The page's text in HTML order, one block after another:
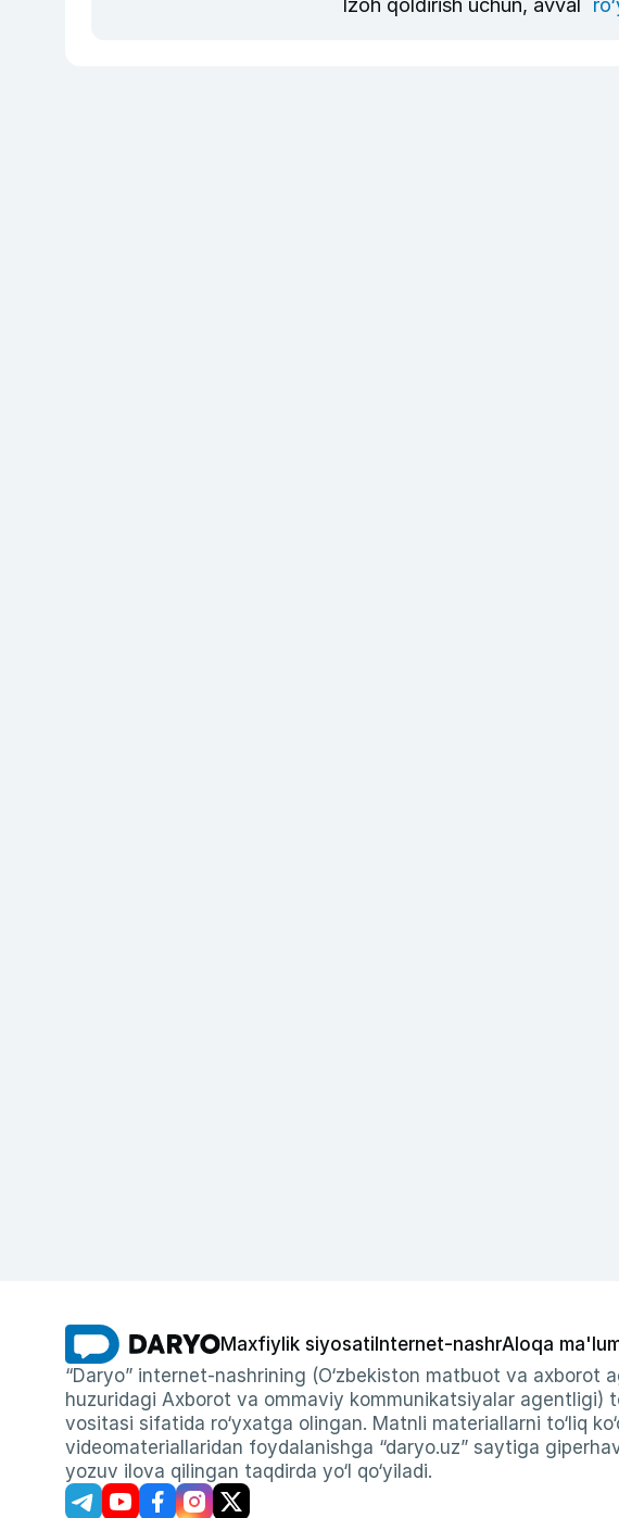
Maxfiylik siyosati Internet-nashrAloqa
“Daryo” internet-nashrining (O‘zbekiston matbuot va axborot
huzuridagi Axborot va ommaviy kommunikatsiyalar agentligi)
vositasi sifatida ro‘yxatga olingan. Matnli materiallarni to‘liq
videomateriallaridan foydalanishga “daryo.uz” saytiga
yozuv ilova qilingan taqdirda yo‘l qo‘yiladi.